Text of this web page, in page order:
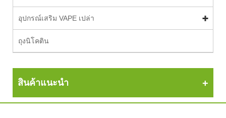
อุปกรณ์เสริม VAPE เปล่า
ถุงนิโคติน
สินค้าแนะนำ